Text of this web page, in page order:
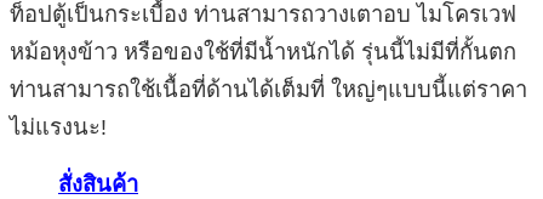
ท็อปตู้เป็นกระเบื้อง ท่านสามารถวางเตาอบ ไมโครเวฟ
หม้อหุงข้าว หรือของใช้ที่มีน้ำหนักได้ รุ่นนี้ไม่มีที่กั้นตก
ท่านสามารถใช้เนื้อที่ด้านได้เต็มที่ ใหญ่ๆแบบนี้แต่ราคา
ไม่แรงนะ!
สั่งสินค้า